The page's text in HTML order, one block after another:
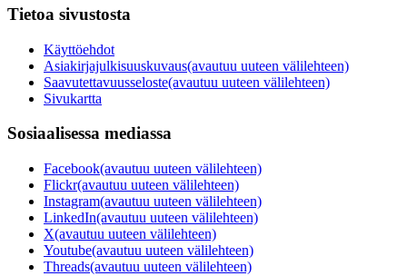
Tietoa sivustosta
Käyttöehdot
Asiakirjajulkisuuskuvaus(avautuu uuteen välilehteen)
Saavutettavuusseloste(avautuu uuteen välilehteen)
Sivukartta
Sosiaalisessa mediassa
Facebook(avautuu uuteen välilehteen)
Flickr(avautuu uuteen välilehteen)
Instagram(avautuu uuteen välilehteen)
LinkedIn(avautuu uuteen välilehteen)
X(avautuu uuteen välilehteen)
Youtube(avautuu uuteen välilehteen)
Threads(avautuu uuteen välilehteen)